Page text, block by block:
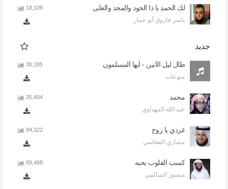
لك الحمد يا ذا الجود والمجد والعلى
ياسر فاروق أبو عمار
18,109
جديد
طال ليل الأنين - أيها المسلمون
منوعات
30,185
محمد
عبد الله المهداوي
35,404
غردي يا روح
مشاري العفاسي
94,322
كسب القلوب بحبه
منصور السالمي
69,468